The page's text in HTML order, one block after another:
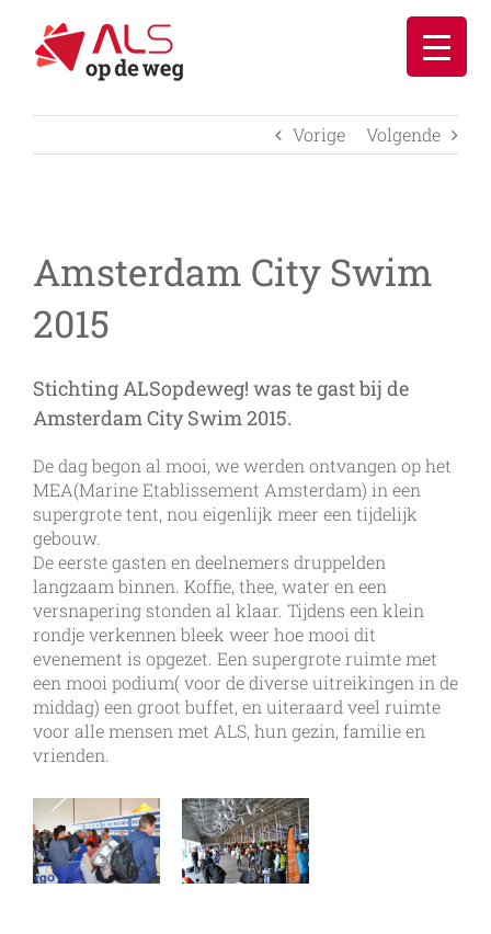
inhoud
Vorige Volgende
Amsterdam City Swim
2015
Stichting ALSopdeweg! was te gast bij de
Amsterdam City Swim 2015.
De dag begon al mooi, we werden ontvangen op het
MEA(Marine Etablissement Amsterdam) in een
supergrote tent, nou eigenlijk meer een tijdelijk
gebouw.
De eerste gasten en deelnemers druppelden
langzaam binnen. Koffie, thee, water en een
versnapering stonden al klaar. Tijdens een klein
rondje verkennen bleek weer hoe mooi dit
evenement is opgezet. Een supergrote ruimte met
een mooi podium( voor de diverse uitreikingen in de
middag) een groot buffet, en uiteraard veel ruimte
voor alle mensen met ALS, hun gezin, familie en
vrienden.